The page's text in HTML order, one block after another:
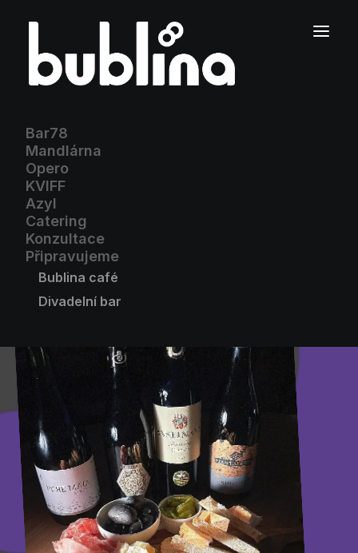
Bar78
Mandlárna
Opero
KVIFF
Azyl
Catering
Konzultace
Připravujeme
Bublina café
Divadelní bar